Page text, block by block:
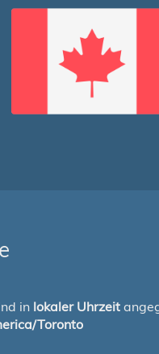
in lokaler Uhrzeit
Toronto